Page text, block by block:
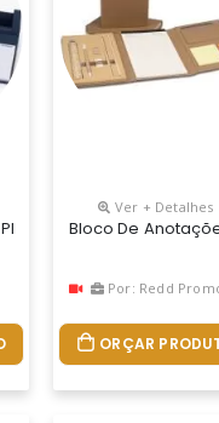
Com Wire-O E
Com Capa E
Ver + Detalhes
Bloco De
Por: Redd
ORÇAR